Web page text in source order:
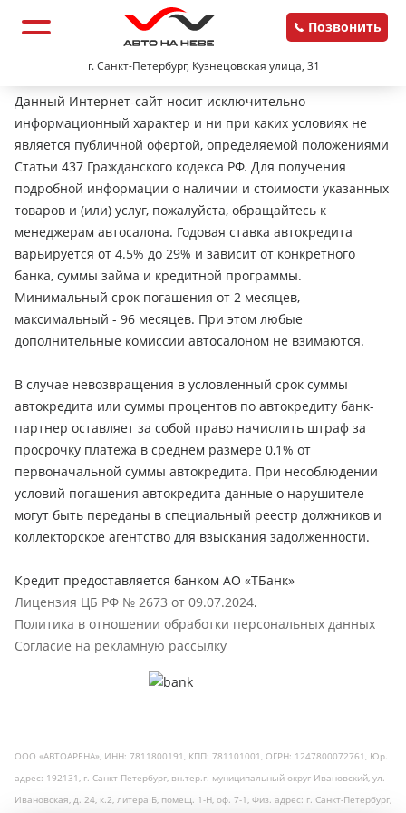
г. Санкт-Петербург, Кузнецовская улица, 31
Позвонить
Данный Интернет-сайт носит исключительно
информационный характер и ни при каких условиях не
является публичной офертой, определяемой положениями
Статьи 437 Гражданского кодекса РФ. Для получения
подробной информации о наличии и стоимости указанных
товаров и (или) услуг, пожалуйста, обращайтесь к
менеджерам автосалона. Годовая ставка автокредита
варьируется от 4.5% до 29% и зависит от конкретного
банка, суммы займа и кредитной программы.
Минимальный срок погашения от 2 месяцев,
максимальный - 96 месяцев. При этом любые
дополнительные комиссии автосалоном не взимаются.
В случае невозвращения в условленный срок суммы
автокредита или суммы процентов по автокредиту банк-
партнер оставляет за собой право начислить штраф за
просрочку платежа в среднем размере 0,1% от
первоначальной суммы автокредита. При несоблюдении
условий погашения автокредита данные о нарушителе
могут быть переданы в специальный реестр должников и
коллекторское агентство для взыскания задолженности.
Кредит предоставляется банком АО «ТБанк»
Лицензия ЦБ РФ № 2673 от 09.07.2024.
Политика в отношении обработки персональных данных
Согласие на рекламную рассылку
ООО «АВТОАРЕНА», ИНН: 7811800191, КПП: 781101001, ОГРН: 1247800072761, Юр.
адрес: 192131, г. Санкт-Петербург, вн.тер.г. муниципальный округ Ивановский, ул.
Ивановская, д. 24, к.2, литера Б, помещ. 1-Н, оф. 7-1, Физ. адрес: г. Санкт-Петербург,